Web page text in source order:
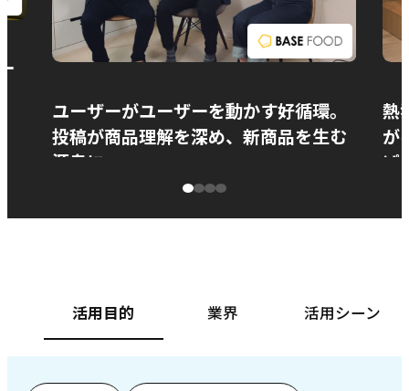
ユーザーがユーザーを動かす好循環。
投稿が商品理解を深め、新商品を生む
源泉に
熱
が
ぱ
活用目的 業界 活用シーン